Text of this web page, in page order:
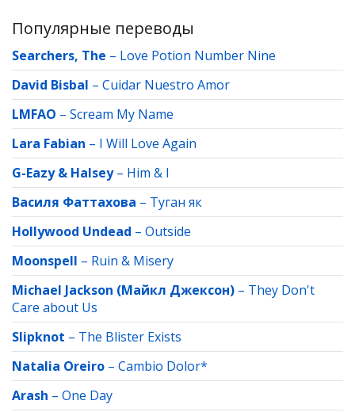
Популярные переводы
Searchers, The – Love Potion Number Nine
David Bisbal – Cuidar Nuestro Amor
LMFAO – Scream My Name
Lara Fabian – I Will Love Again
G-Eazy & Halsey– Him & I
Василя Фаттахова – Туган як
Hollywood Undead – Outside
Moonspell – Ruin & Misery
Michael Jackson (Майкл Джексон) – They Don't
Care about Us
Slipknot – The Blister Exists
Natalia Oreiro – Cambio Dolor*
Arash – One Day